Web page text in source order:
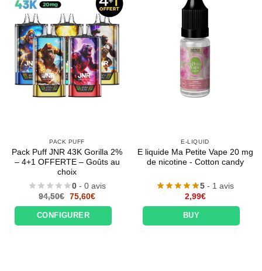
PACK PUFF
Pack Puff JNR 43K Gorilla 2%
– 4+1 OFFERTE – Goûts au
choix
0 - 0 avis
94,50€ Le
initial
était :
94,50€.
75,60€Le
actuel
75,60€.
CONFIGURER
E-LIQUID
E liquide Ma Petite Vape 20 mg
de nicotine - Cotton candy
5 - 1 avis
2,99€
BUY